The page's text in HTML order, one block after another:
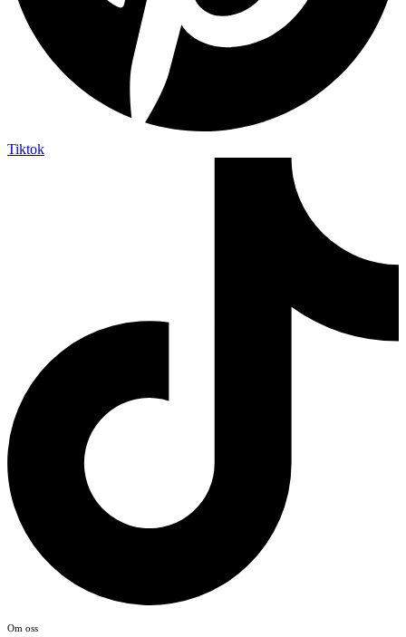
Tiktok
Om oss